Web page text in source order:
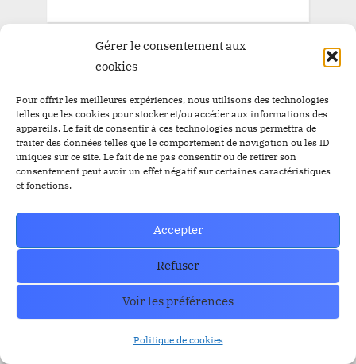
Gérer le consentement aux
cookies
Pour offrir les meilleures expériences, nous utilisons des technologies
telles que les cookies pour stocker et/ou accéder aux informations des
appareils. Le fait de consentir à ces technologies nous permettra de
traiter des données telles que le comportement de navigation ou les ID
uniques sur ce site. Le fait de ne pas consentir ou de retirer son
consentement peut avoir un effet négatif sur certaines caractéristiques
et fonctions.
Accepter
Refuser
Voir les préférences
Politique de cookies